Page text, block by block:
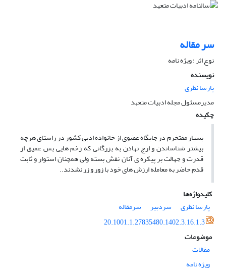
سر مقاله
نوع اثر : ویژه نامه
نویسنده
پارسا نظری
مدیرمسئول مجله ادبیات متعهد
چکیده
بسیار مفتخرم در جایگاه عضوی از خانواده ادبی کشور در راستای هرچه
بیشتر شناساندن و ارج نهادن به بزرگانی که زخم هایی بس عمیق از
قدرت و جهالت بر پیکره ی آنان نقش بسته ولی همچنان استوار و ثابت
قدم حاضر به معامله ارزش های خود با زور و زر نشدند..
کلیدواژه‌ها
پارسا نظری
سردبیر
سرمقاله
20.1001.1.27835480.1402.3.16.1.3
موضوعات
مقالات
ویژه نامه